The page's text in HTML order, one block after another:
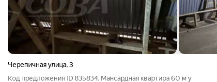
Черепичная улица,3
Код предложения ID 835834. Мансардная квартира 60 м у